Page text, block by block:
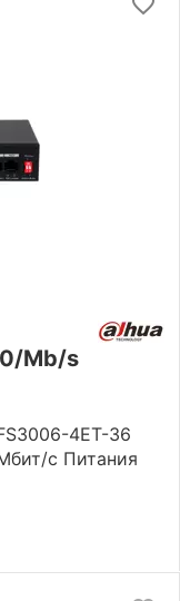
Mb/s
4ET-36
с Питания